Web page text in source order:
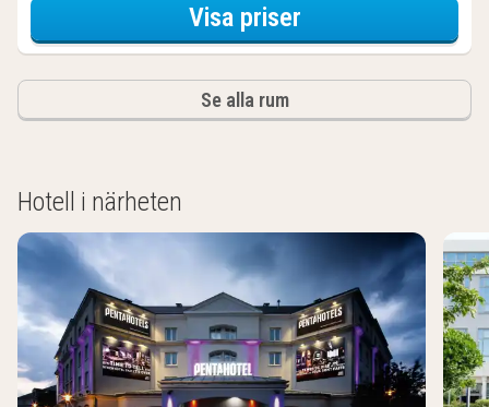
Visa priserför Comfort
Se alla rum
Hotell i närheten